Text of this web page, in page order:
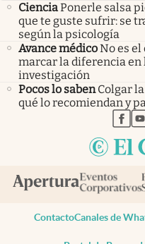
CienciaPonerle salsa
que te guste sufrir: se
según la psicología
Avance médicoNo es el
marcar la diferencia en
investigación
Pocos lo saben Colgar
qué lo recomiendan y
ContactoCanales de